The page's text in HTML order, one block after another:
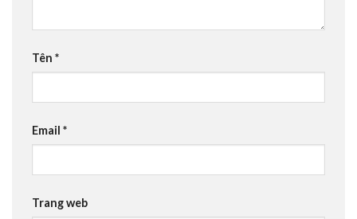
Tên *
Email *
Trang web